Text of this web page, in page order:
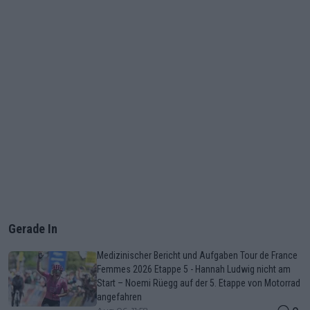
Gerade In
Medizinischer Bericht und Aufgaben Tour de France
Femmes 2026 Etappe 5 - Hannah Ludwig nicht am
Start – Noemi Rüegg auf der 5. Etappe von Motorrad
angefahren